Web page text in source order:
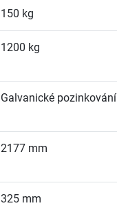
150 kg
1200 kg
Galvanické pozinkování
2177 mm
325 mm